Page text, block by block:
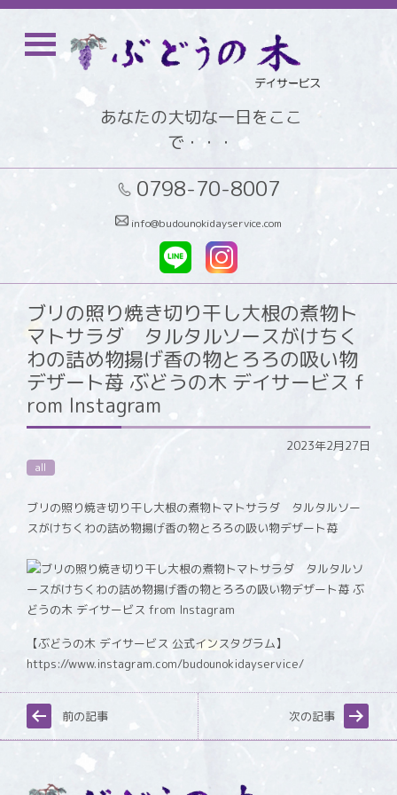
あなたの大切な一日をここ
で・・・
0798-70-8007
info@budounokidayservice.com
ブリの照り焼き切り干し大根の煮物ト
マトサラダ タルタルソースがけちく
わの詰め物揚げ香の物とろろの吸い物
デザート苺 ぶどうの木 デイサービス f
rom Instagram
2023年2月27日
all
ブリの照り焼き切り干し大根の煮物トマトサラダ タルタルソー
スがけちくわの詰め物揚げ香の物とろろの吸い物デザート苺
【ぶどうの木 デイサービス 公式インスタグラム】
https://www.instagram.com/budounokidayservice/
前の記事 次の記事